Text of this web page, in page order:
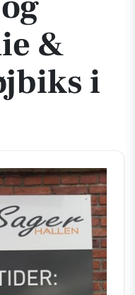
&
i